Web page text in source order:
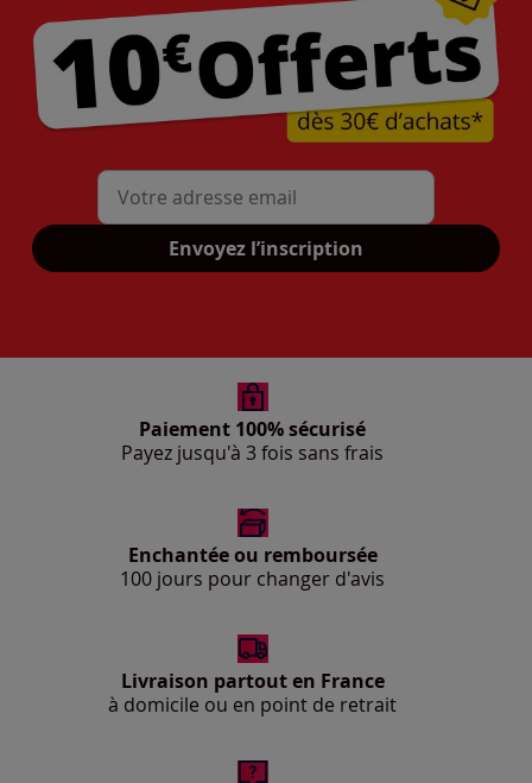
Mon adresse mail
Envoyez l’inscription
Paiement 100% sécurisé
Payez jusqu'à 3 fois sans frais
Enchantée ou remboursée
100 jours pour changer d'avis
Livraison partout en France
à domicile ou en point de retrait